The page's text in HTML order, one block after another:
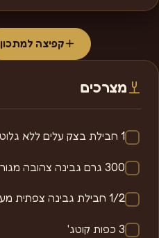
קפיצה למתכון
מצרכים
1 חבילת בצק עלים ללא גלוטן
300 גרם גבינה צהובה מגורדת
1/2 חבילת גבינה צפתית מעודנת מפוררת
3 כפות קוטג'